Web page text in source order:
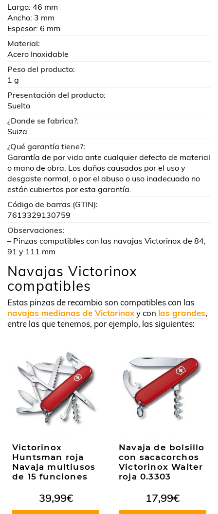
Largo: 46 mm
Ancho: 3 mm
Espesor: 6 mm
Material:
Acero Inoxidable
Peso del producto:
1 g
Presentación del producto:
Suelto
¿Donde se fabrica?:
Suiza
¿Qué garantía tiene?:
Garantía de por vida ante cualquier defecto de material
o mano de obra. Los daños causados por el uso y
desgaste normal, o por el abuso o uso inadecuado no
están cubiertos por esta garantía.
Código de barras (GTIN):
7613329130759
Observaciones:
– Pinzas compatibles con las navajas Victorinox de 84,
91 y 111 mm
Navajas Victorinox
compatibles
Estas pinzas de recambio son compatibles con las
navajas medianas de Victorinoxy con las grandes,
entre las que tenemos, por ejemplo, las siguientes:
Victorinox
Huntsman roja
Navaja multiusos
de 15 funciones
39,99€
Navaja de bolsillo
con sacacorchos
Victorinox Waiter
roja 0.3303
17,99€